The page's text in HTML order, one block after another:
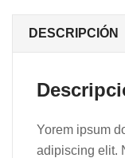
DESCRIPCIÓN
Yorem ipsum
adipiscing elit.